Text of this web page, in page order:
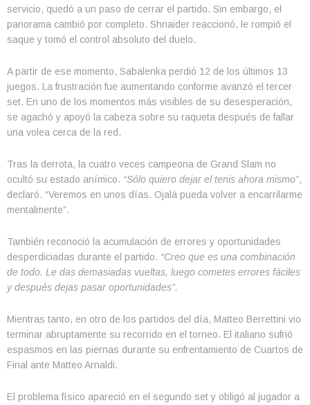
servicio, quedó a un paso de cerrar el partido. Sin embargo, el
panorama cambió por completo. Shnaider reaccionó, le rompió el
saque y tomó el control absoluto del duelo.
A partir de ese momento, Sabalenka perdió 12 de los últimos 13
juegos. La frustración fue aumentando conforme avanzó el tercer
set. En uno de los momentos más visibles de su desesperación,
se agachó y apoyó la cabeza sobre su raqueta después de fallar
una volea cerca de la red.
Tras la derrota, la cuatro veces campeona de Grand Slam no
ocultó su estado anímico. “Sólo quiero dejar el tenis ahora mismo”,
declaró. “Veremos en unos días. Ojalá pueda volver a encarrilarme
mentalmente”.
También reconoció la acumulación de errores y oportunidades
desperdiciadas durante el partido. “Creo que es una combinación
de todo. Le das demasiadas vueltas, luego cometes errores fáciles
y después dejas pasar oportunidades”.
Mientras tanto, en otro de los partidos del día, Matteo Berrettini vio
terminar abruptamente su recorrido en el torneo. El italiano sufrió
espasmos en las piernas durante su enfrentamiento de Cuartos de
Final ante Matteo Arnaldi.
El problema físico apareció en el segundo set y obligó al jugador a